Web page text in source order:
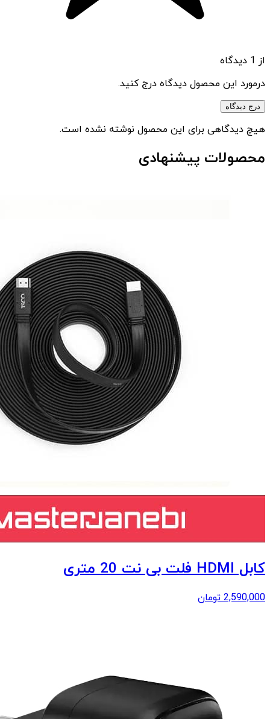
از 1 دیدگاه
درمورد این محصول دیدگاه درج کنید.
درج دیدگاه
هیچ دیدگاهی برای این محصول نوشته نشده است.
محصولات پیشنهادی
کابل HDMI فلت بی نت 20 متری
2,590,000 تومان